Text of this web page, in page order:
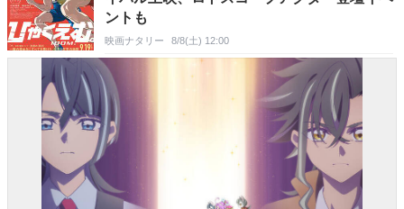
ントも
映画ナタリー 8/8(土) 12:00